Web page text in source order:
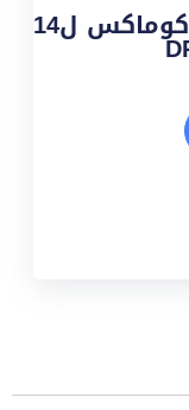
كاميرا بوابة 1/3″ ملونة من كوماكس ل14